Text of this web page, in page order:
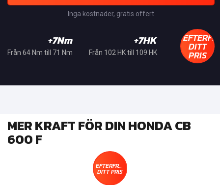
Inga kostnader, gratis offert
+7Nm
Från 64 Nm till 71 Nm
+7HK
Från 102 HK till 109 HK DITT
PRIS
MER KRAFT FÖR DIN HONDA CB
600 F
EFTERFRÅGA
DITT PRIS